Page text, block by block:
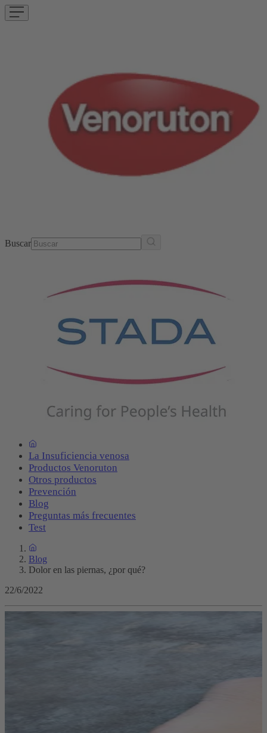
Buscar
La Insuficiencia venosa
Productos Venoruton
Otros productos
Prevención
Blog
Preguntas más frecuentes
Test
Blog
Dolor en las piernas, ¿por qué?
22/6/2022